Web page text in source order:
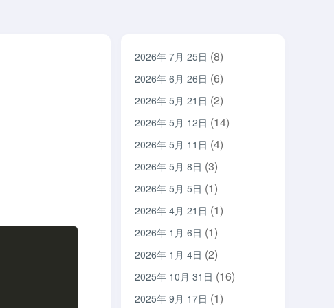
2026年 7月 25日 (8)
2026年 6月 26日 (6)
2026年 5月 21日 (2)
2026年 5月 12日 (14)
2026年 5月 11日 (4)
2026年 5月 8日 (3)
2026年 5月 5日 (1)
2026年 4月 21日 (1)
2026年 1月 6日 (1)
2026年 1月 4日 (2)
2025年 10月 31日 (16)
2025年 9月 17日 (1)